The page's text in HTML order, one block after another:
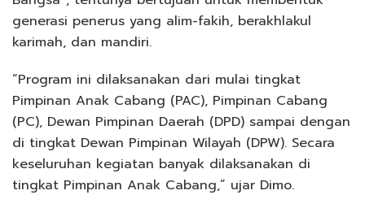
generasi penerus yang alim-fakih, berakhlakul
karimah, dan mandiri.
“Program ini dilaksanakan dari mulai tingkat
Pimpinan Anak Cabang (PAC), Pimpinan Cabang
(PC), Dewan Pimpinan Daerah (DPD) sampai dengan
di tingkat Dewan Pimpinan Wilayah (DPW). Secara
keseluruhan kegiatan banyak dilaksanakan di
tingkat Pimpinan Anak Cabang,” ujar Dimo.